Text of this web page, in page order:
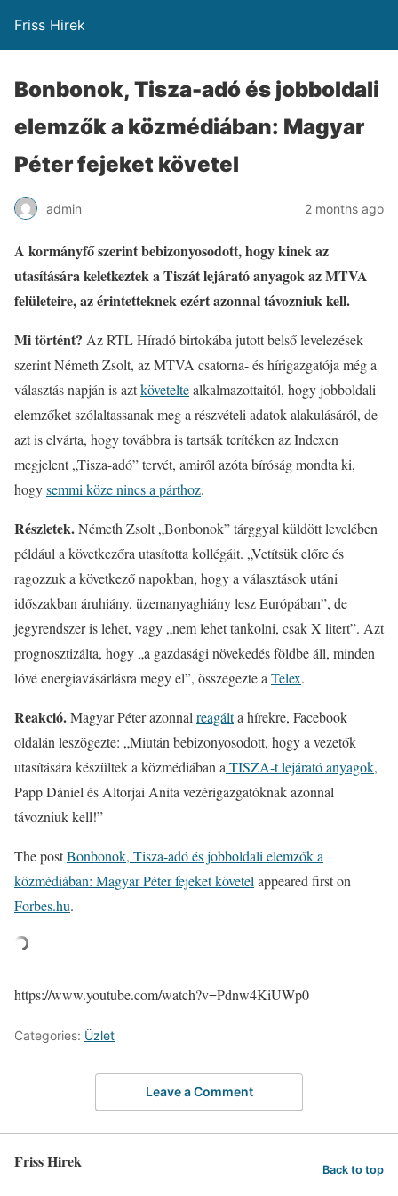
Friss Hirek
Bonbonok, Tisza-adó és jobboldali
elemzők a közmédiában: Magyar
Péter fejeket követel
admin 2 months ago
A kormányfő szerint bebizonyosodott, hogy kinek az
utasítására keletkeztek a Tiszát lejárató anyagok az MTVA
felületeire, az érintetteknek ezért azonnal távozniuk kell.
Mi történt? Az RTL Híradó birtokába jutott belső levelezések
szerint Németh Zsolt, az MTVA csatorna- és hírigazgatója még a
választás napján is aztköveteltealkalmazottaitól, hogy jobboldali
elemzőket szólaltassanak meg a részvételi adatok alakulásáról, de
azt is elvárta, hogy továbbra is tartsák terítéken az Indexen
megjelent „Tisza-adó” tervét, amiről azóta bíróság mondta ki,
hogysemmi köze nincs a párthoz.
Részletek.Németh Zsolt „Bonbonok” tárggyal küldött levelében
például a következőra utasította kollégáit. „Vetítsük előre és
ragozzuk a következő napokban, hogy a választások utáni
időszakban áruhiány, üzemanyaghiány lesz Európában”, de
jegyrendszer is lehet, vagy „nem lehet tankolni, csak X litert”. Azt
prognosztizálta, hogy „a gazdasági növekedés földbe áll, minden
lóvé energiavásárlásra megy el”, összegezte a Telex.
Reakció.Magyar Péter azonnal reagálta hírekre, Facebook
oldalán leszögezte: „Miután bebizonyosodott, hogy a vezetők
utasítására készültek a közmédiában a TISZA-t lejárató anyagok,
Papp Dániel és Altorjai Anita vezérigazgatóknak azonnal
távozniuk kell!”
The postBonbonok, Tisza-adó és jobboldali elemzők a
közmédiában: Magyar Péter fejeket követel appeared first on
Forbes.hu.
https://www.youtube.com/watch?v=Pdnw4KiUWp0
Categories: Üzlet
Leave a Comment
Friss Hirek Back to top